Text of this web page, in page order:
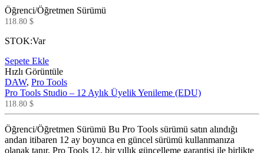
Öğrenci/Öğretmen Sürümü
118.80 $
STOK:Var
Sepete Ekle
Hızlı Görüntüle
DAW, Pro Tools
Pro Tools Studio – 12 Aylık Üyelik Yenileme (EDU)
118.80 $
Öğrenci/Öğretmen Sürümü Bu Pro Tools sürümü satın alındığı
andan itibaren 12 ay boyunca en güncel sürümü kullanmanıza
olanak tanır. Pro Tools 12, bir yıllık güncelleme garantisi ile birlikte